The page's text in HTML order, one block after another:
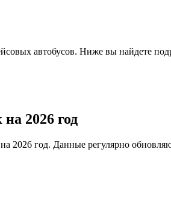
автобусов. Ниже вы найдете
2026 год
год. Данные регулярно